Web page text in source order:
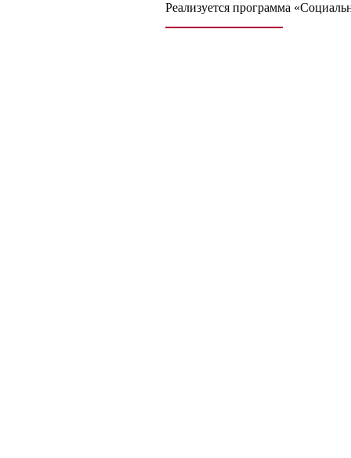
Реализуется программа